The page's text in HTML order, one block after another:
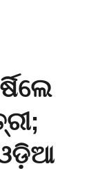
ଓଡ଼ିଆ